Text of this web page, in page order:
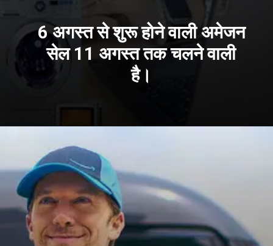
6 अगस्त से शुरू होने वाली अमेजन
सेल 11 अगस्त तक चलने वाली
है।